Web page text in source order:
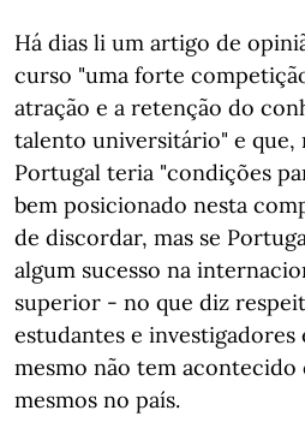
Há dias li um artigo de
curso "uma forte
atração e a retenção do
talento universitário" e que,
Portugal teria "condições
bem posicionado nesta
de discordar, mas se
algum sucesso na
superior - no que diz
estudantes e investigadores
mesmo não tem
mesmos no país.